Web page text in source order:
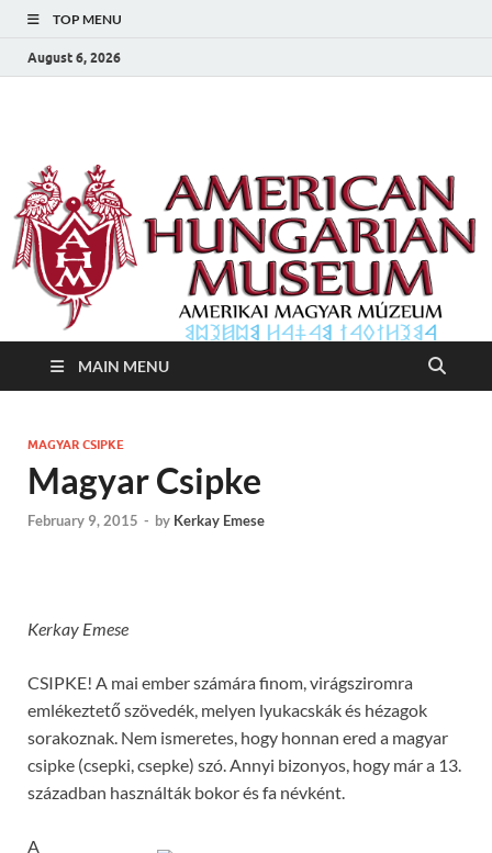
TOP MENU
August 6, 2026
Amerikai Magyar
Múzeum
MAIN MENU
MAGYAR CSIPKE
Magyar Csipke
February 9, 2015 - by Kerkay Emese
Kerkay Emese
CSIPKE! A mai ember számára finom, virágsziromra
emlékeztető szövedék, melyen lyukacskák és hézagok
sorakoznak. Nem ismeretes, hogy honnan ered a magyar
csipke (csepki, csepke) szó. Annyi bizonyos, hogy már a 13.
században használták bokor és fa névként.
A